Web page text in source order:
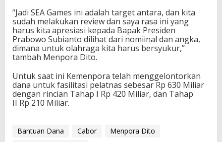
a
m
e
s
T
i
l
a
“Jadi SEA Games ini adalah target antara, dan kita
sudah melakukan review dan saya rasa ini yang
harus kita apresiasi kepada Bapak Presiden
Prabowo Subianto dilihat dari nomiinal dan angka,
dimana untuk olahraga kita harus bersyukur,”
tambah Menpora Dito.
Untuk saat ini Kemenpora telah menggelontorkan
dana untuk fasilitasi pelatnas sebesar Rp 630 Miliar
dengan rincian Tahap I Rp 420 Miliar, dan Tahap
II Rp 210 Miliar.
Bantuan Dana Cabor
Menpora Dito